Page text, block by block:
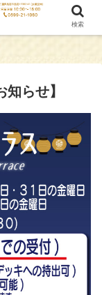
らせ】
検索